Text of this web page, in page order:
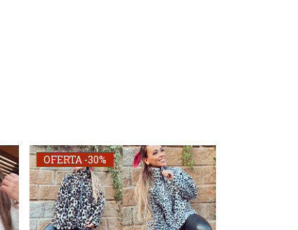
OFERTA -30%